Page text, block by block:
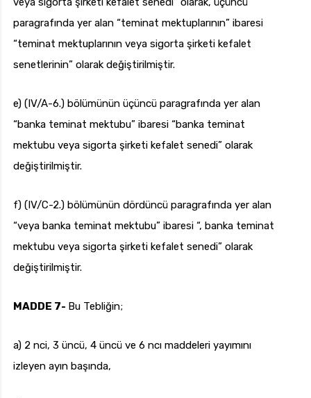
paragrafında yer alan “teminat mektuplarının” ibaresi
“teminat mektuplarının veya sigorta şirketi kefalet
senetlerinin” olarak değiştirilmiştir.
e) (IV/A-6.) bölümünün üçüncü paragrafında yer alan
“banka teminat mektubu” ibaresi “banka teminat
mektubu veya sigorta şirketi kefalet senedi” olarak
değiştirilmiştir.
f) (IV/C-2.) bölümünün dördüncü paragrafında yer alan
“veya banka teminat mektubu” ibaresi “, banka teminat
mektubu veya sigorta şirketi kefalet senedi” olarak
değiştirilmiştir.
MADDE 7- Bu Tebliğin;
a) 2 nci, 3 üncü, 4 üncü ve 6 ncı maddeleri yayımını
izleyen ayın başında,